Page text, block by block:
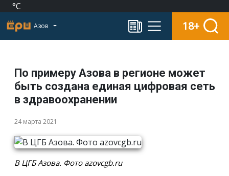
°C
Азов 18+
По примеру Азова в регионе может
быть создана единая цифровая сеть
в здравоохранении
24 марта 2021
В ЦГБ Азова. Фото azovcgb.ru